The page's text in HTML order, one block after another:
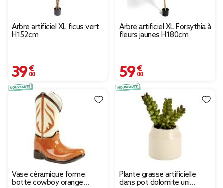
Arbre artificiel XL ficus vert
H152cm
39,00 €
Arbre artificiel XL Forsythia à
fleurs jaunes H180cm
59,00 €
Vase céramique forme
botte cowboy orange
Plante grasse artificielle
dans pot dolomite uni